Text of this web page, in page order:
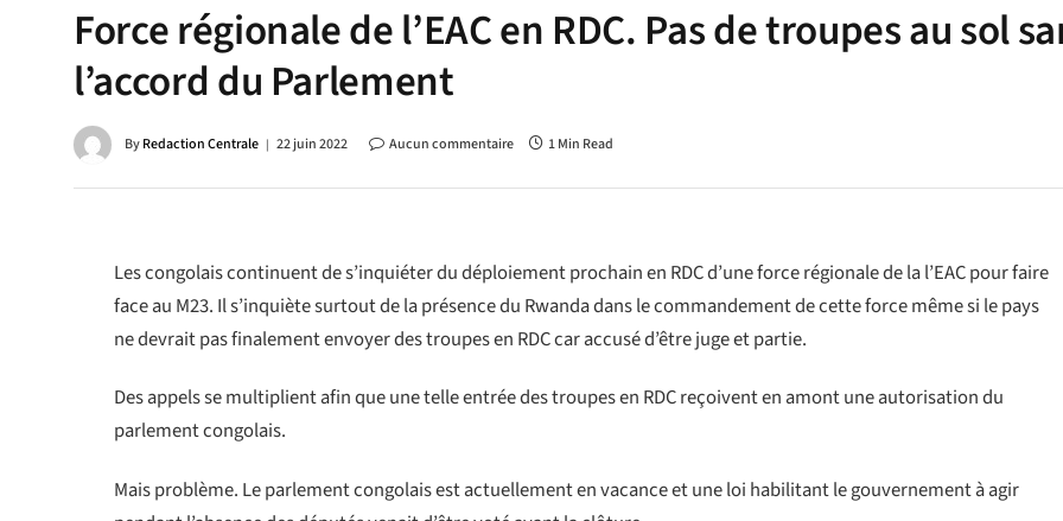
Force régionale de l’EAC en RDC. Pas de troupes au sol
l’accord du Parlement
ByRedaction Centrale 22 juin 2022 Aucun commentaire 1 Min Read
Les congolais continuent de s’inquiéter du déploiement prochain en RDC d’une force régionale de la l’EAC pour faire
face au M23. Il s’inquiète surtout de la présence du Rwanda dans le commandement de cette force même si le pays
ne devrait pas finalement envoyer des troupes en RDC car accusé d’être juge et partie.
Des appels se multiplient afin que une telle entrée des troupes en RDC reçoivent en amont une autorisation du
parlement congolais.
Mais problème. Le parlement congolais est actuellement en vacance et une loi habilitant le gouvernement à agir